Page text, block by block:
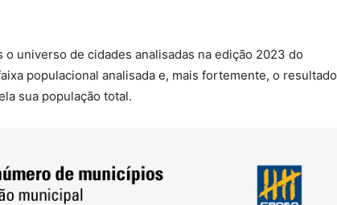
o universo de cidades analisadas na edição 2023 do
populacional analisada e, mais fortemente, o resultado
sua população total.